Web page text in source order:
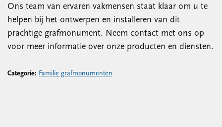
Ons team van ervaren vakmensen staat klaar om u te
helpen bij het ontwerpen en installeren van dit
prachtige grafmonument. Neem contact met ons op
voor meer informatie over onze producten en diensten.
Categorie: Familie grafmonumenten